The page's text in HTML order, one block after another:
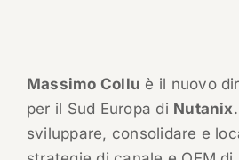
Massimo Collu è il nuovo
per il Sud Europa di Nutanix
sviluppare, consolidare e